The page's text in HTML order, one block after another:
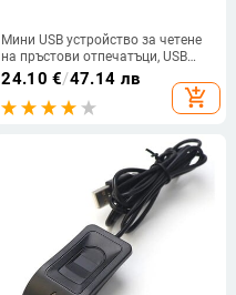
Мини USB устройство за четене
на пръстови отпечатъци, USB
четец на пръстови отпечатъци за
Windows 10 11 Hello Biometrics
Защитен ключ
24.10 €/47.14 лв
add_shopping_cart